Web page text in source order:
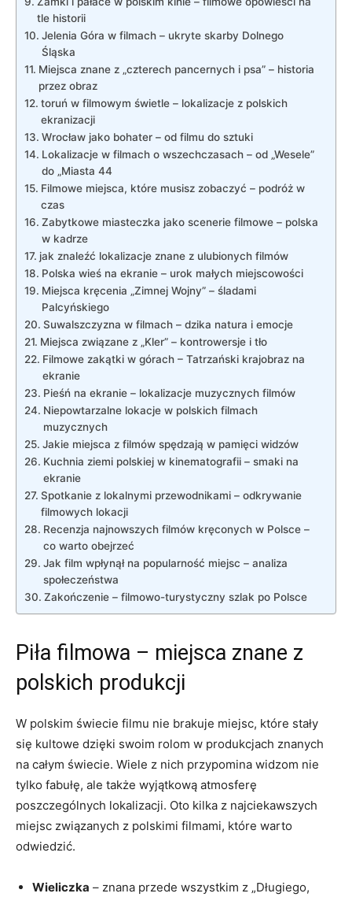
⁣tle ⁢historii
Jelenia‌ Góra ⁤w filmach – ukryte skarby Dolnego
Śląska
Miejsca znane z „czterech pancernych⁢ i psa” – ⁢historia
przez obraz
toruń⁢ w filmowym świetle –⁤ lokalizacje z polskich
ekranizacji
Wrocław‌ jako bohater – od filmu do sztuki
Lokalizacje w filmach o wszechczasach – od „Wesele”
do „Miasta ​44
Filmowe miejsca, które musisz zobaczyć – podróż​ w⁣
czas
Zabytkowe miasteczka ‌jako scenerie filmowe – polska
w kadrze
jak ‌znaleźć lokalizacje znane z ⁣ulubionych filmów
Polska wieś ‌na ekranie –⁣ urok małych miejscowości
Miejsca kręcenia ​„Zimnej Wojny” – śladami
Palcyńskiego
Suwalszczyzna w‌ filmach – dzika ​natura i emocje
Miejsca związane‌ z „Kler” –⁢ kontrowersje i tło
Filmowe zakątki w​ górach – Tatrzański ⁢krajobraz⁤ na
ekranie
Pieśń na ekranie – lokalizacje muzycznych filmów
Niepowtarzalne lokacje w ⁢polskich filmach
muzycznych
Jakie‌ miejsca‍ z filmów spędzają w​ pamięci⁣ widzów
Kuchnia ziemi ⁢polskiej ​w kinematografii – smaki na
ekranie
Spotkanie z lokalnymi przewodnikami – odkrywanie
filmowych lokacji
Recenzja najnowszych filmów kręconych w Polsce –​
co warto obejrzeć
Jak​ film wpłynął na popularność ⁢miejsc ⁢– analiza
społeczeństwa
Zakończenie – filmowo-turystyczny⁤ szlak po Polsce
Piła filmowa – miejsca znane z
polskich produkcji
W polskim ‍świecie filmu nie brakuje miejsc, które stały
się kultowe dzięki swoim rolom w⁢ produkcjach znanych
‍na całym świecie. Wiele z nich przypomina widzom nie
tylko fabułę, ale ⁢także wyjątkową atmosferę
poszczególnych lokalizacji.⁤ Oto kilka z najciekawszych
miejsc związanych z polskimi filmami, które warto‍
odwiedzić.
Wieliczka –​ znana przede​ wszystkim z „Długiego,